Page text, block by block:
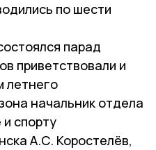
по шести
парад
приветствовали и
летнего
начальник отдела
и спорту
А.С. Коростелёв,